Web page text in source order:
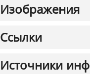
Изображения
Ссылки
Источники